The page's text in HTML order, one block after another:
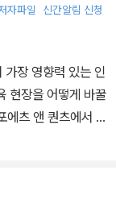
자파일 신간알림 신청
장 영향력 있는 인
현장을 어떻게 바꿀
에츠 앤 퀀츠에서 올